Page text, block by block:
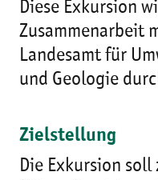
Diese Exkursion
Zusammenarbeit
Landesamt für
und Geologie
Zielstellung
Die Exkursion